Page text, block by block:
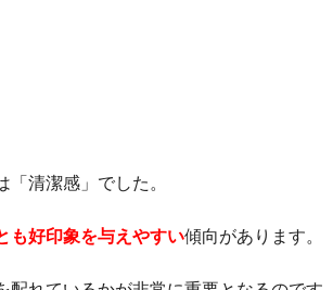
清潔感」でした。
も好印象を与えやすい傾向があります。